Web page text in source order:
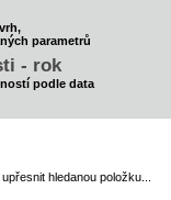
parametrů
- rok
podle data
hledanou položku...